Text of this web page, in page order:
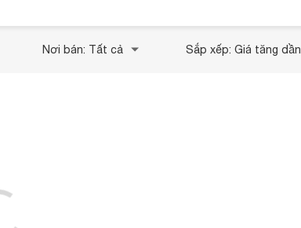
Nơi bán: Tất cả Sắp xếp: Giá tăng dần